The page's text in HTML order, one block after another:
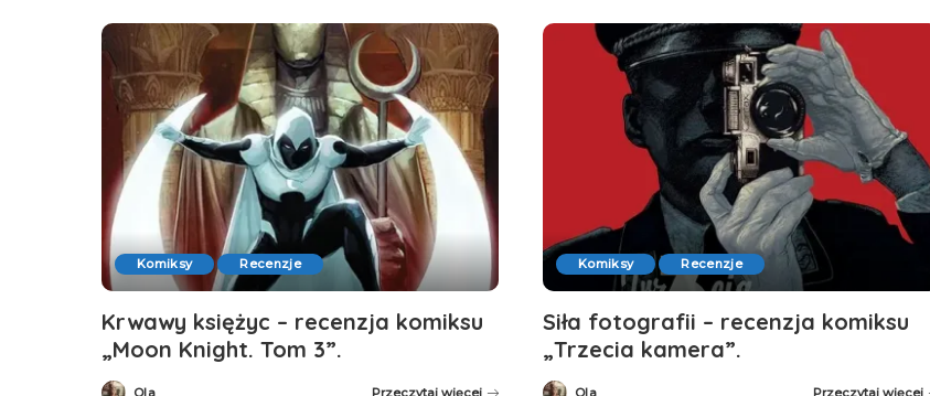
Komiksy Recenzje
Krwawy księżyc – recenzja komiksu
„Moon Knight. Tom 3”.
Ola Przeczytaj więcej
Komiksy Recenzje
Siła fotografii – recenzja komiksu
„Trzecia kamera”.
Ola Przeczytaj więcej